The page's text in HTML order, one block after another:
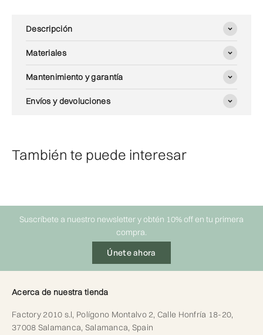
Descripción
Materiales
Mantenimiento y garantía
Envíos y devoluciones
También te puede interesar
Suscríbete a nuestro newsletter y obtén 10% off en tu primera
compra.
Únete ahora
Acerca de nuestra tienda
Factory 2010 s.l, Polígono Montalvo 2, Calle Honfría 18-20,
37008 Salamanca, Salamanca, Spain